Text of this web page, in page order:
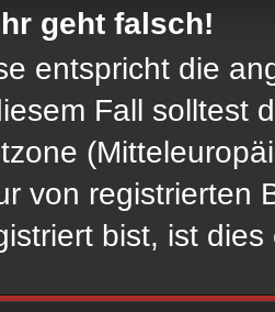
geht falsch!
entspricht die
Fall solltest
von registrierten
bist, ist